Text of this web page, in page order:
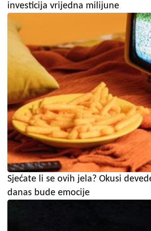
investicija vrijedna milijune
Sjećate li se ovih jela? Okusi
danas bude emocije